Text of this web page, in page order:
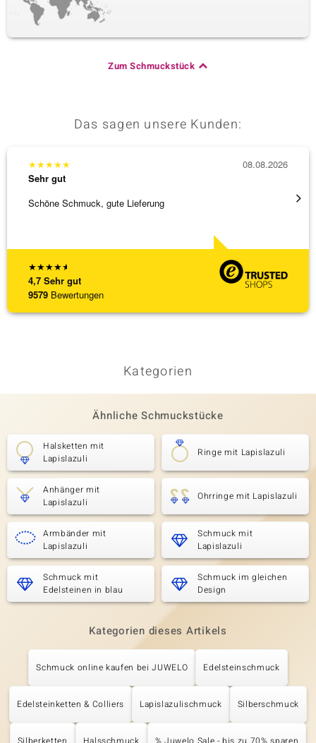
Zum Schmuckstück
Das sagen unsere Kunden:
★★★★★
4,7 Sehr gut
9579 Bewertungen
★★★★★
Sehr gut
Schöne Schmuck, gute Lieferung
08.08.2026
Kategorien
Ähnliche Schmuckstücke
Halsketten mit
Lapislazuli
Ringe mit Lapislazuli
Anhänger mit
Lapislazuli
Ohrringe mit Lapislazuli
Armbänder mit
Lapislazuli
Schmuck mit
Lapislazuli
Schmuck mit
Edelsteinen in blau
Schmuck im gleichen
Design
Kategorien dieses Artikels
Schmuck online kaufen bei JUWELO Edelsteinschmuck
Edelsteinketten & Colliers Lapislazulischmuck Silberschmuck